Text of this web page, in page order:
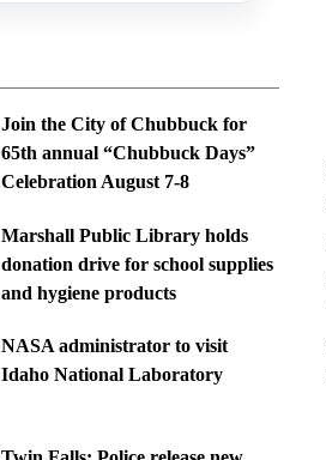
Join the City of Chubbuck for
65th annual “Chubbuck Days”
Celebration August 7-8
Marshall Public Library holds
donation drive for school supplies
and hygiene products
NASA administrator to visit
Idaho National Laboratory